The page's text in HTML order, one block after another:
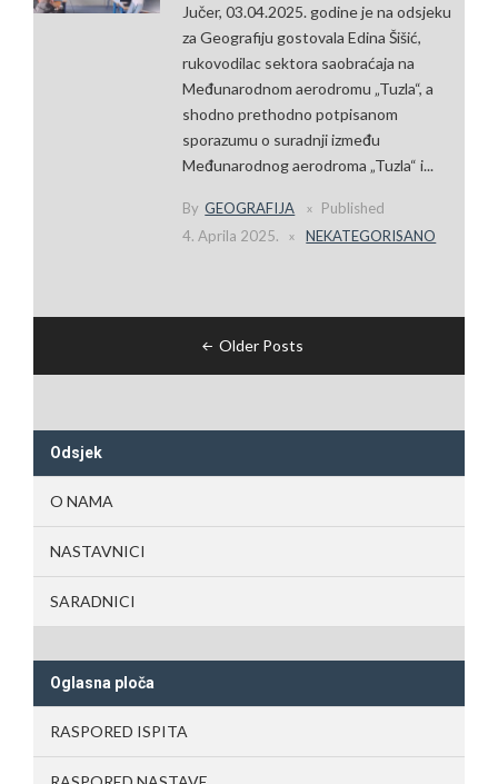
Jučer, 03.04.2025. godine je na odsjeku
za Geografiju gostovala Edina Šišić,
rukovodilac sektora saobraćaja na
Međunarodnom aerodromu „Tuzla“, a
shodno prethodno potpisanom
sporazumu o suradnji između
Međunarodnog aerodroma „Tuzla“ i...
By GEOGRAFIJA
Published
4. Aprila 2025.
NEKATEGORISANO
Older Posts
Odsjek
O NAMA
NASTAVNICI
SARADNICI
Oglasna ploča
RASPORED ISPITA